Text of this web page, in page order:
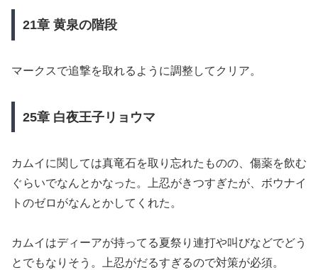
21章 黄泉の階段
マークスで追撃を取れるように調整してクリア。
25章 白夜王子リョウマ
カムイに関しては真竜石を取り忘れたものの、傷薬を飲む
ぐらいでなんとかなった。上忍がきつすぎたが、ボウナイ
トのゼロがなんとかしてくれた。
カムイはディーアが持ってる夏祭り連打や叫びなどでどう
とでもなりそう。上忍がだるすぎるので対策が必須。